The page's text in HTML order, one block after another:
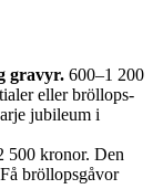
gravyr. 600–1 200
eller bröllops­
jubileum i
500 kronor. Den
bröllopsgåvor